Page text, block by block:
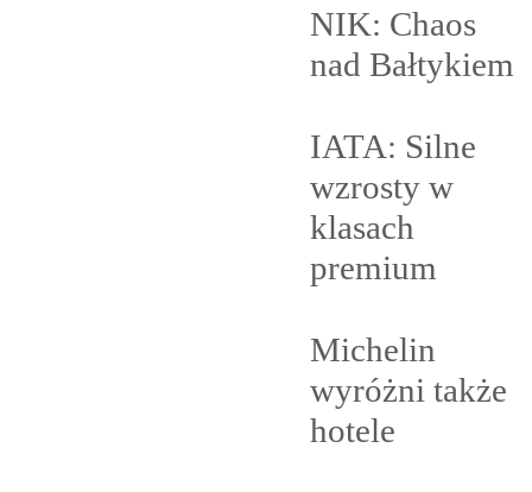
NIK: Chaos
nad Bałtykiem
IATA: Silne
wzrosty w
klasach
premium
Michelin
wyróżni także
hotele